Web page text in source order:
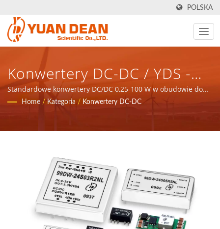
POLSKA
Konwertery DC-DC / YDS -
Zapewnij Całkowite
Rozwiązanie Dla Aplikacji
Sieci Komunikacyjnej,
Magnetycznych I Produktów
Zasilających.
Standardowe konwertery DC/DC 0,25-100 W w obudowie do
montażu powierzchniowego i przez otwory / YDS - zapewnij
Home / Kategoria / Konwertery DC-DC